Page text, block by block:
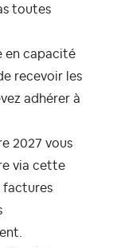
toutes
en capacité
recevoir les
adhérer à
2027 vous
via cette
factures